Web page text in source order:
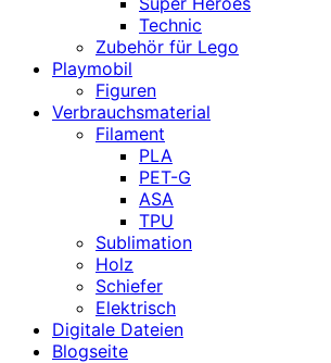
Technic
Zubehör für Lego
Playmobil
Figuren
Verbrauchsmaterial
Filament
PLA
PET-G
ASA
TPU
Sublimation
Holz
Schiefer
Elektrisch
Digitale Dateien
Blogseite